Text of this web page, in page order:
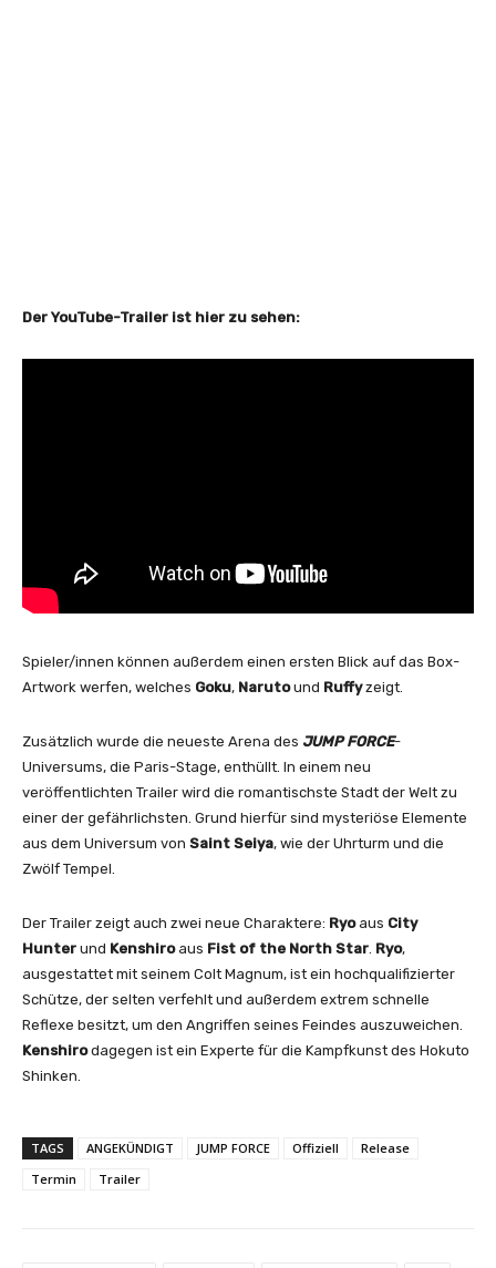
Der YouTube-Trailer ist hier zu sehen:
Spieler/innen können außerdem einen ersten Blick auf das Box-
Artwork werfen, welches Goku, Narutound Ruffyzeigt.
Zusätzlich wurde die neueste Arena des JUMP FORCE-
Universums, die Paris-Stage, enthüllt. In einem neu
veröffentlichten Trailer wird die romantischste Stadt der Welt zu
einer der gefährlichsten. Grund hierfür sind mysteriöse Elemente
aus dem Universum von Saint Seiya, wie der Uhrturm und die
Zwölf Tempel.
Der Trailer zeigt auch zwei neue Charaktere: Ryoaus City
Hunter und Kenshiroaus Fist of the North Star. Ryo,
ausgestattet mit seinem Colt Magnum, ist ein hochqualifizierter
Schütze, der selten verfehlt und außerdem extrem schnelle
Reflexe besitzt, um den Angriffen seines Feindes auszuweichen.
Kenshirodagegen ist ein Experte für die Kampfkunst des Hokuto
Shinken.
TAGS ANGEKÜNDIGT JUMP FORCE Offiziell
Release
Termin
Trailer